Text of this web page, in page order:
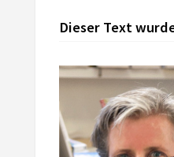
Dieser Text